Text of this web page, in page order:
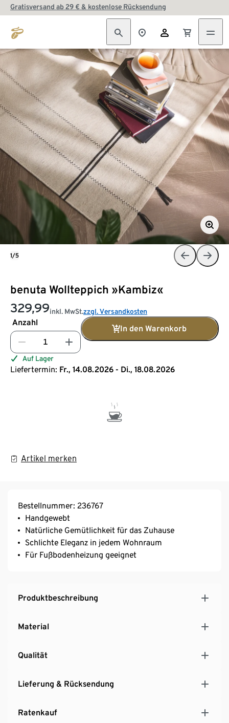
Gratisversand ab 29 € & kostenlose Rücksendung
benuta Wollteppich »Kambiz«
329,99inkl. MwSt.zzgl. Versandkosten
Anzahl
In den Warenkorb
Auf Lager
Liefertermin: Fr., 14.08.2026 - Di., 18.08.2026
Artikel merken
1/5
Bestellnummer: 236767
Handgewebt
Natürliche Gemütlichkeit für das Zuhause
Schlichte Eleganz in jedem Wohnraum
Für Fußbodenheizung geeignet
Produktbeschreibung
Material
Qualität
Lieferung & Rücksendung
Ratenkauf